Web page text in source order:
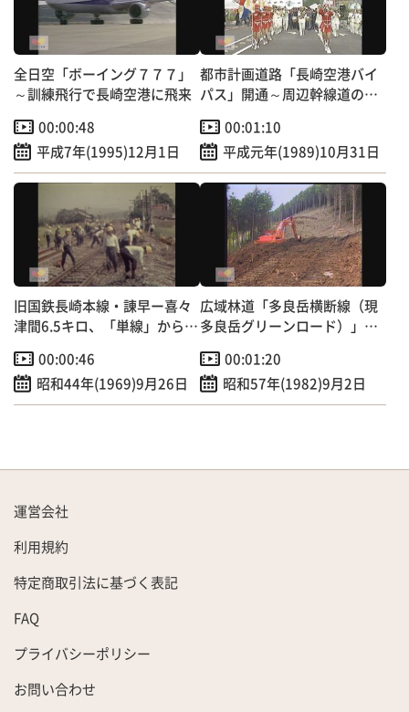
全日空「ボーイング７７７」
～訓練飛行で長崎空港に飛来
00:00:48
平成7年(1995)12月1日
都市計画道路「長崎空港バイ
パス」開通～周辺幹線道の交
00:01:10
平成元年(1989)10月31日
旧国鉄長崎本線・諌早ー喜々
津間6.5キロ、「単線」から
00:00:46
昭和44年(1969)9月26日
広域林道「多良岳横断線（現
多良岳グリーンロード）」起
コースに
00:01:20
昭和57年(1982)9月2日
運営会社
利用規約
特定商取引法に基づく表記
FAQ
プライバシーポリシー
お問い合わせ